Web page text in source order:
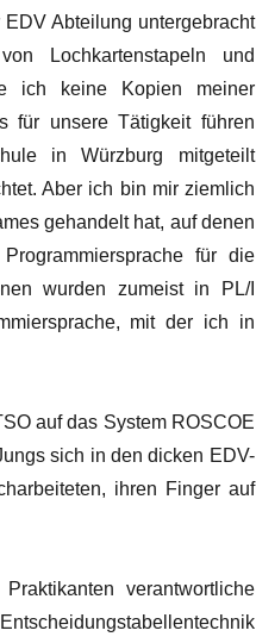
Abteilung untergebracht
Lochkartenstapeln und
ich keine Kopien meiner
für unsere Tätigkeit führen
in Würzburg mitgeteilt
Aber ich bin mir ziemlich
gehandelt hat, auf denen
für die
wurden zumeist in PL/I
mit der ich in
auf das System ROSCOE
sich in den dicken EDV-
ihren Finger auf
verantwortliche